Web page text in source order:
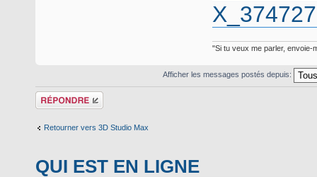
"Si tu veux me parler, envoie-
Afficher les messages postés depuis:
Répondre
Retourner vers 3D Studio Max
QUI EST EN LIGNE